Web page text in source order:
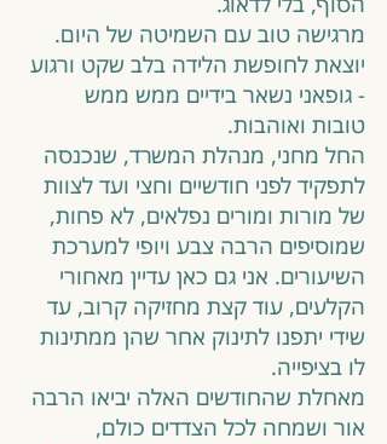
מרגישה טוב עם השמיטה של היום.
יוצאת לחופשת הלידה בלב שקט ורגוע
- גופאני נשאר בידיים ממש ממש
טובות ואוהבות.
החל מחני, מנהלת המשרד, שנכנסה
לתפקיד לפני חודשיים וחצי ועד לצוות
של מורות ומורים נפלאים, לא פחות,
שמוסיפים הרבה צבע ויופי למערכת
השיעורים. אני גם כאן עדיין מאחורי
הקלעים, עוד קצת מחזיקה קרוב, עד
שידי יתפנו לתינוק אחר שהן ממתינות
לו בציפייה.
מאחלת שהחודשים האלה יביאו הרבה
אור ושמחה לכל הצדדים כולם,